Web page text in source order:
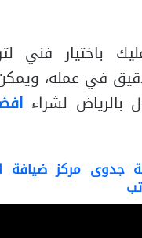
باختيار فني
في عمله،
بالرياض لشراء
جدوى مركز ضيافة